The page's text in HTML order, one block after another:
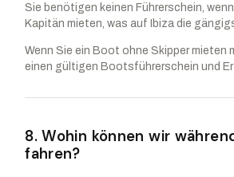
Sie benötigen keinen Führerschein,
Kapitän mieten, was auf Ibiza die
Wenn Sie ein Boot ohne Skipper mieten
einen gültigen Bootsführerschein und
8. Wohin können wir
fahren?